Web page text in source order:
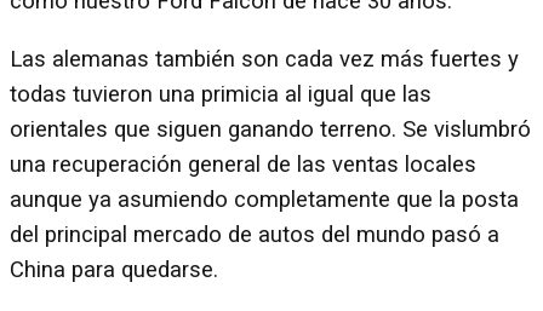
Las alemanas también son cada vez más fuertes y
todas tuvieron una primicia al igual que las
orientales que siguen ganando terreno. Se vislumbró
una recuperación general de las ventas locales
aunque ya asumiendo completamente que la posta
del principal mercado de autos del mundo pasó a
China para quedarse.